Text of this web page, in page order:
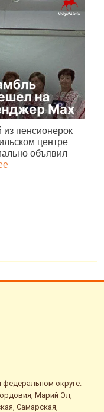
пенсионерок
центре
объявил
округе.
Марий Эл,
Самарская,